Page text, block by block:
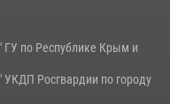
ГУ по Республике Крым и
УКДП Росгвардии по городу